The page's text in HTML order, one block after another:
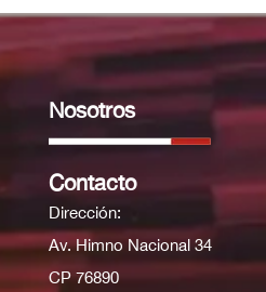
Nosotros
Contacto
Dirección:
Av. Himno Nacional 34
CP 76890